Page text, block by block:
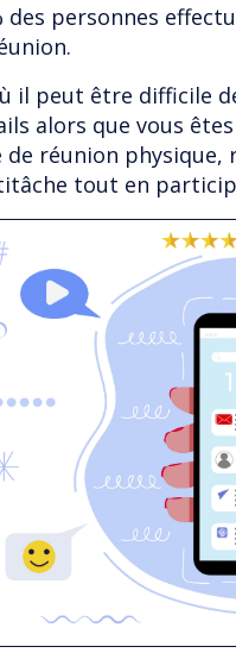
des personnes
il peut être difficile
alors que vous
de réunion physique,
tout en